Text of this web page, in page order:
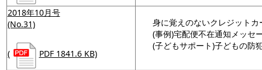
2018年10月号
(No.31)
( PDF 1841.6 KB)
身に覚えのないクレジット
(事例)宅配便不在通知メッセ
(子どもサポート)子どもの防